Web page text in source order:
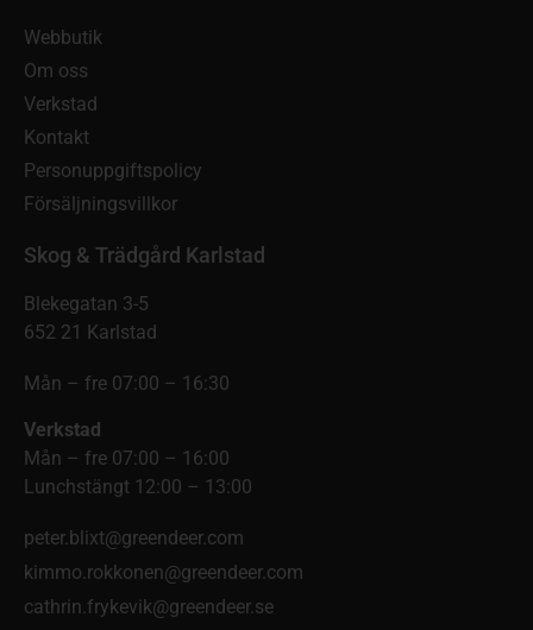
Webbutik
Om oss
Verkstad
Kontakt
Personuppgiftspolicy
Försäljningsvillkor
Skog & Trädgård Karlstad
Blekegatan 3-5
652 21 Karlstad
Mån – fre 07:00 – 16:30
Verkstad
Mån – fre 07:00 – 16:00
Lunchstängt 12:00 – 13:00
peter.blixt@greendeer.com
kimmo.rokkonen@greendeer.com
cathrin.frykevik@greendeer.se